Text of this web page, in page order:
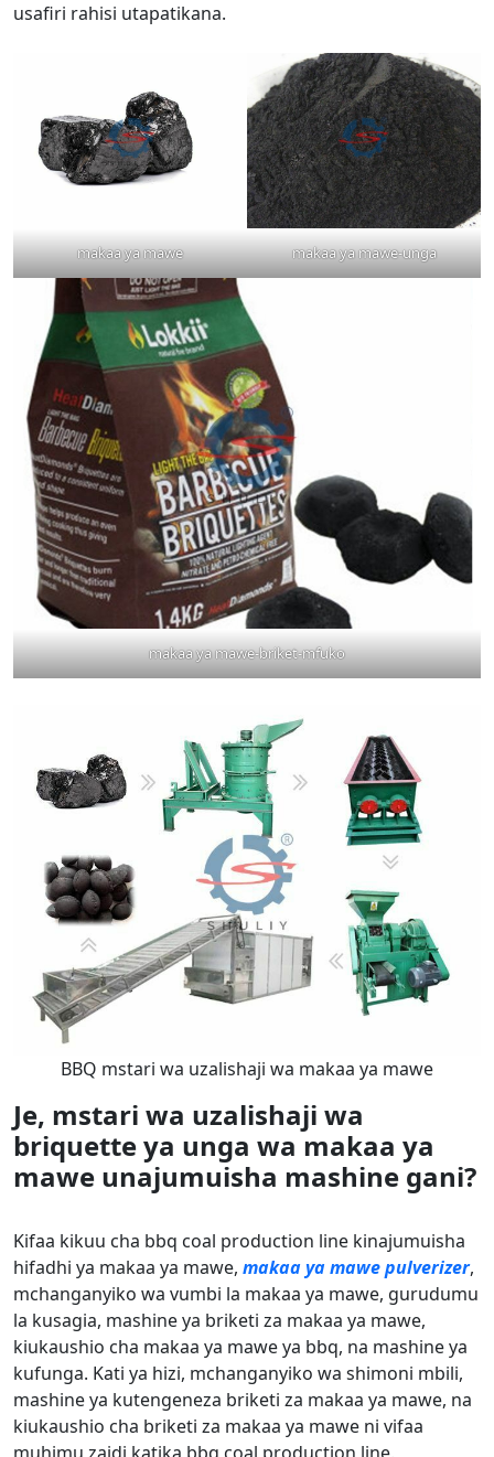
usafiri rahisi utapatikana.
makaa ya mawe makaa ya mawe-unga
makaa ya mawe-briket-mfuko
BBQ mstari wa uzalishaji wa makaa ya mawe
Je, mstari wa uzalishaji wa
briquette ya unga wa makaa ya
mawe unajumuisha mashine gani?
Kifaa kikuu cha bbq coal production line kinajumuisha
hifadhi ya makaa ya mawe, makaa ya mawe pulverizer,
mchanganyiko wa vumbi la makaa ya mawe, gurudumu
la kusagia, mashine ya briketi za makaa ya mawe,
kiukaushio cha makaa ya mawe ya bbq, na mashine ya
kufunga. Kati ya hizi, mchanganyiko wa shimoni mbili,
mashine ya kutengeneza briketi za makaa ya mawe, na
kiukaushio cha briketi za makaa ya mawe ni vifaa